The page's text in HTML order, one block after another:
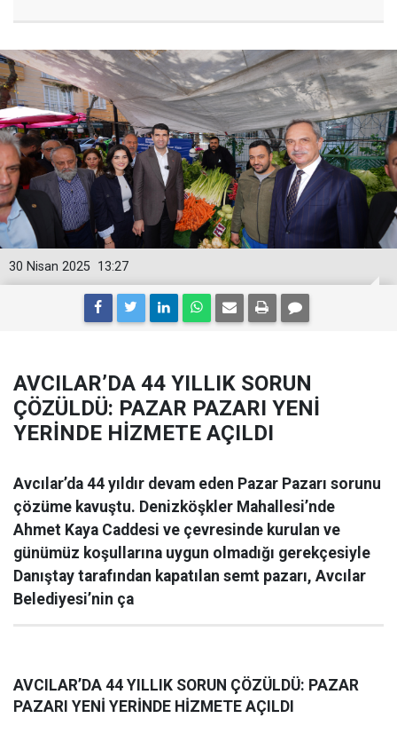
13:27
30 Nisan 2025
AVCILAR’DA 44 YILLIK SORUN
ÇÖZÜLDÜ: PAZAR PAZARI YENİ
YERİNDE HİZMETE AÇILDI
Avcılar’da 44 yıldır devam eden Pazar Pazarı sorunu
çözüme kavuştu. Denizköşkler Mahallesi’nde
Ahmet Kaya Caddesi ve çevresinde kurulan ve
günümüz koşullarına uygun olmadığı gerekçesiyle
Danıştay tarafından kapatılan semt pazarı, Avcılar
Belediyesi’nin ça
AVCILAR’DA 44 YILLIK SORUN ÇÖZÜLDÜ: PAZAR
PAZARI YENİ YERİNDE HİZMETE AÇILDI